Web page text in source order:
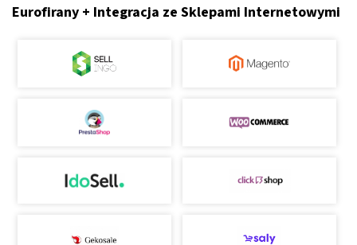
Eurofirany + Integracja ze Sklepami Internetowymi